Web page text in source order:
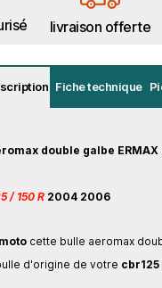
livraison offerte
Fiche technique
double galbe ERMAX
/ 150 R2004 2006
cette bulle aeromax
d'origine de votre